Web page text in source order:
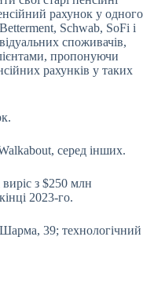
рахунок у одного
Schwab, SoFi і
споживачів,
пропонуючи
рахунків у таких
серед інших.
з $250 млн
2023-го.
39; технологічний